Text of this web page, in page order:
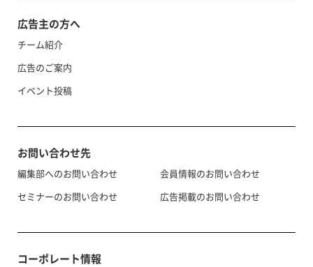
広告主の方へ
チーム紹介
広告のご案内
イベント投稿
お問い合わせ先
編集部へのお問い合わせ
セミナーのお問い合わせ
会員情報のお問い合わせ
広告掲載のお問い合わせ
コーポレート情報